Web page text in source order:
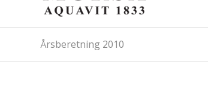
Årsberetning 2010